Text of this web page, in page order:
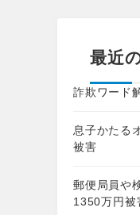
最近
詐欺ワード
息子かたる
被害
郵便局員や
1350万円被